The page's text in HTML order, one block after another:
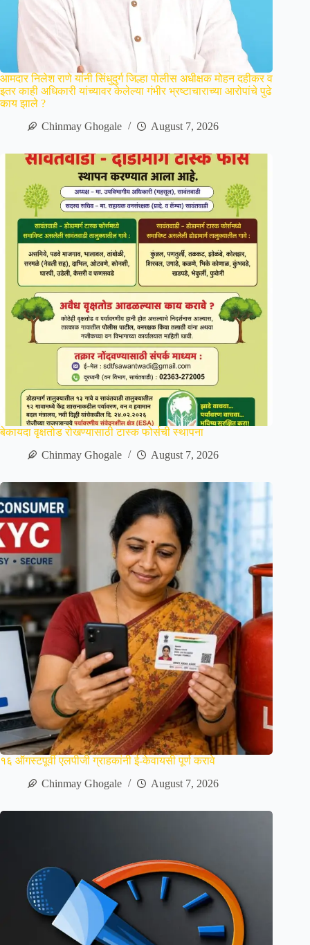
आमदार निलेश राणे यांनी सिंधुदुर्ग जिल्हा पोलीस अधीक्षक मोहन दहीकर व
इतर काही अधिकारी यांच्यावर केलेल्या गंभीर भ्रष्टाचाराच्या आरोपांचे पुढे
काय झाले ?
Chinmay Ghogale
August 7, 2026
बेकायदा वृक्षतोड रोखण्यासाठी टास्क फोर्सची स्थापना
Chinmay Ghogale
August 7, 2026
१६ ऑगस्टपूर्वी एलपीजी ग्राहकांनी ई-केवायसी पूर्ण करावे
Chinmay Ghogale
August 7, 2026